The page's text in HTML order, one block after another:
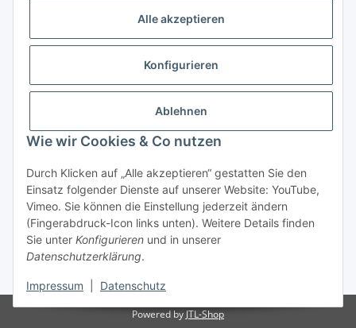
Alle akzeptieren
Konfigurieren
Ablehnen
Wie wir Cookies & Co nutzen
Durch Klicken auf „Alle akzeptieren“ gestatten Sie den
Einsatz folgender Dienste auf unserer Website: YouTube,
Vimeo. Sie können die Einstellung jederzeit ändern
(Fingerabdruck-Icon links unten). Weitere Details finden
Sie unter Konfigurieren und in unserer
Datenschutzerklärung.
Impressum Datenschutz
Zertifikate und Mitgliedschaften
Vertrag widerrufen
Powered by JTL-Shop